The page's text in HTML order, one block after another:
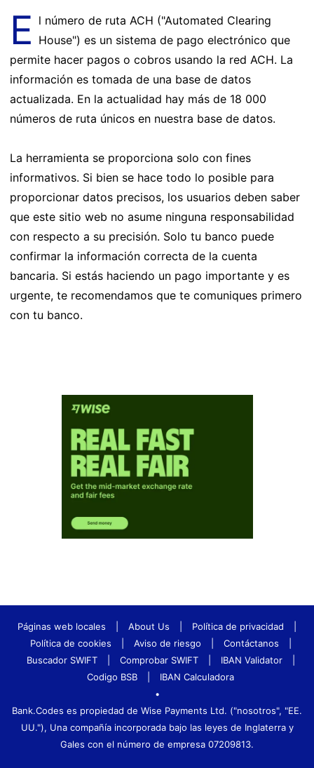
E l número de ruta ACH ("Automated Clearing
House") es un sistema de pago electrónico que
permite hacer pagos o cobros usando la red ACH. La
información es tomada de una base de datos
actualizada. En la actualidad hay más de 18 000
números de ruta únicos en nuestra base de datos.
La herramienta se proporciona solo con fines
informativos. Si bien se hace todo lo posible para
proporcionar datos precisos, los usuarios deben saber
que este sitio web no asume ninguna responsabilidad
con respecto a su precisión. Solo tu banco puede
confirmar la información correcta de la cuenta
bancaria. Si estás haciendo un pago importante y es
urgente, te recomendamos que te comuniques primero
con tu banco.
Páginas web locales About Us Política de privacidad
Política de cookies
Aviso de riesgo Contáctanos
Buscador SWIFT
Comprobar SWIFT IBAN Validator
Codigo BSB
IBAN Calculadora
•
Bank.Codes es propiedad de Wise Payments Ltd. ("nosotros", "EE.
UU."), Una compañía incorporada bajo las leyes de Inglaterra y
Gales con el número de empresa 07209813.